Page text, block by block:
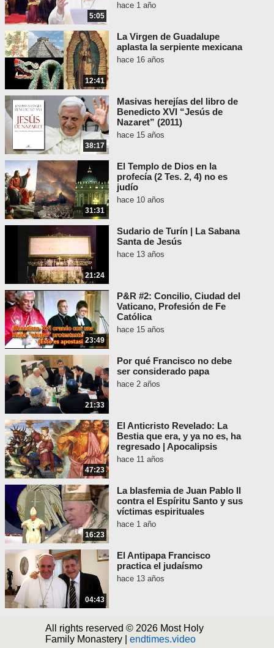
5:05
hace 1 año
12:41
La Virgen de Guadalupe
aplasta la serpiente mexicana
hace 16 años
38:17
Masivas herejías del libro de
Benedicto XVI “Jesús de
Nazaret” (2011)
hace 15 años
31:31
El Templo de Dios en la
profecía (2 Tes. 2, 4) no es
judío
hace 10 años
21:24
Sudario de Turín | La Sabana
Santa de Jesús
hace 13 años
23:49
P&R #2: Concilio, Ciudad del
Vaticano, Profesión de Fe
Católica
hace 15 años
21:33
Por qué Francisco no debe
ser considerado papa
hace 2 años
47:23
El Anticristo Revelado: La
Bestia que era, y ya no es, ha
regresado | Apocalipsis
hace 11 años
16:23
La blasfemia de Juan Pablo II
contra el Espíritu Santo y sus
víctimas espirituales
hace 1 año
04:43
El Antipapa Francisco
practica el judaísmo
hace 13 años
All rights reserved © 2026 Most Holy
Family Monastery |endtimes.video